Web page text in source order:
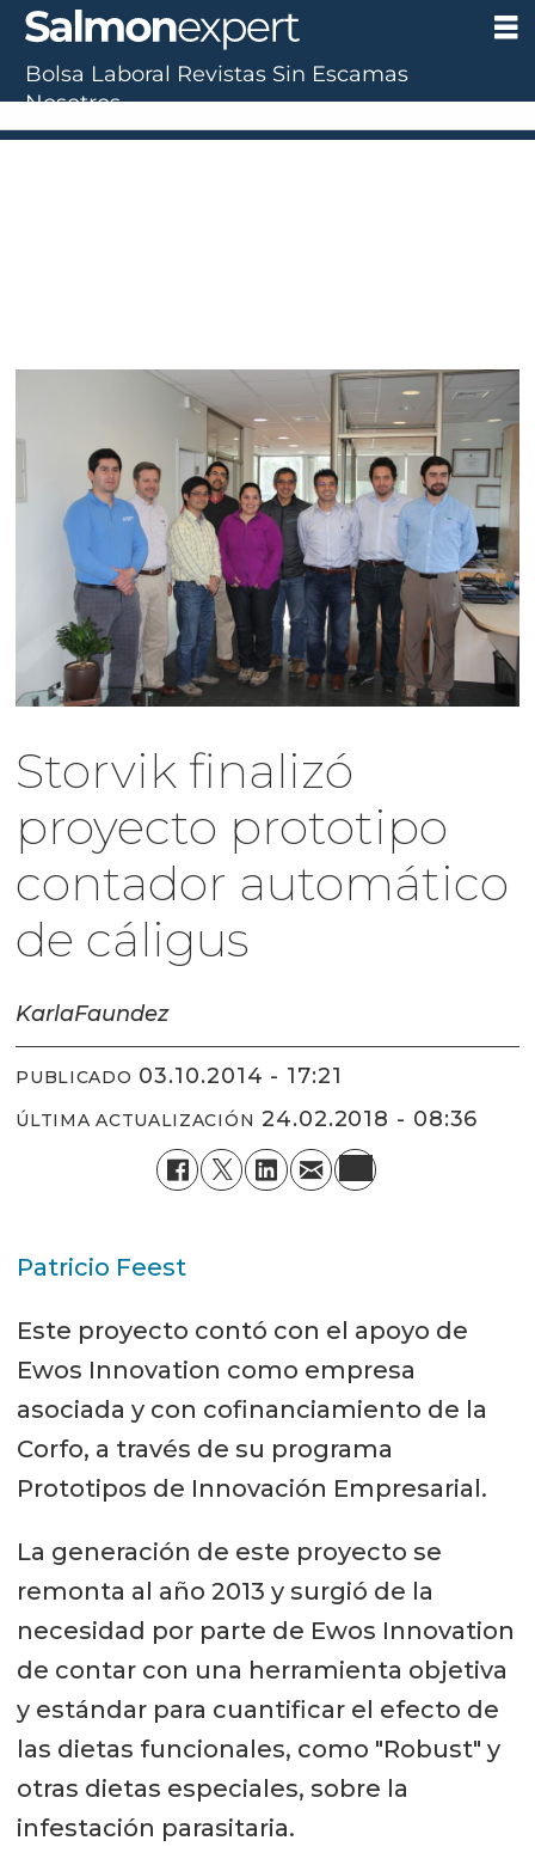
Storvik finalizó
proyecto prototipo
contador automático
de cáligus
KarlaFaundez
PUBLICADO 03.10.2014 - 17:21
ÚLTIMA ACTUALIZACIÓN 24.02.2018 - 08:36
Patricio Feest
Este proyecto contó con el apoyo de
Ewos Innovation como empresa
asociada y con cofinanciamiento de la
Corfo, a través de su programa
Prototipos de Innovación Empresarial.
La generación de este proyecto se
remonta al año 2013 y surgió de la
necesidad por parte de Ewos Innovation
de contar con una herramienta objetiva
y estándar para cuantificar el efecto de
las dietas funcionales, como "Robust" y
otras dietas especiales, sobre la
infestación parasitaria.
Bolsa Laboral Revistas Sin Escamas
Nosotros